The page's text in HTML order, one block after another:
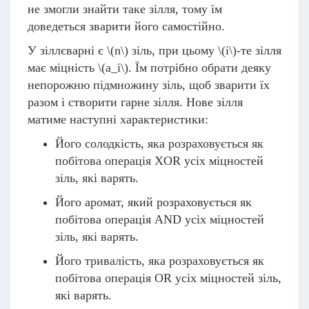
не змогли знайти таке зілля, тому їм
доведеться зварити його самостійно.
У зіллєварні є \(n\) зіль, при цьому \(i\)-те зілля
має міцність \(a_i\). Їм потрібно обрати деяку
непорожню підмножину зіль, щоб зварити їх
разом і створити гарне зілля. Нове зілля
матиме наступні характеристики:
Його солодкість, яка розраховується як
побітова операція XOR усіх міцностей
зіль, які варять.
Його аромат, який розраховується як
побітова операція AND усіх міцностей
зіль, які варять.
Його тривалість, яка розраховується як
побітова операція OR усіх міцностей зіль,
які варять.